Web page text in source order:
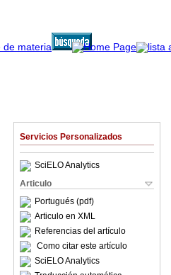
Servicios Personalizados
SciELO Analytics
Articulo
Portugués (pdf)
Articulo en XML
Referencias del artículo
Como citar este artículo
SciELO Analytics